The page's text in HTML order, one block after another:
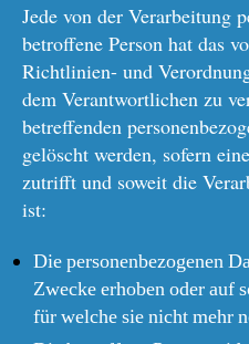
Jede von der Verarbeitung
betroffene Person hat das
Richtlinien- und
dem Verantwortlichen zu
betreffenden
gelöscht werden, sofern
zutrifft und soweit die
ist:
Die personenbezogenen
Zwecke erhoben oder auf
für welche sie nicht mehr